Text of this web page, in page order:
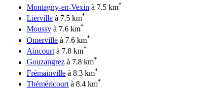
Montagny-en-Vexin à 7.5 km*
Lierville à 7.5 km*
Moussy à 7.6 km*
Omerville à 7.6 km*
Aincourt à 7.8 km*
Gouzangrez à 7.8 km*
Frémainville à 8.3 km*
Théméricourt à 8.4 km*